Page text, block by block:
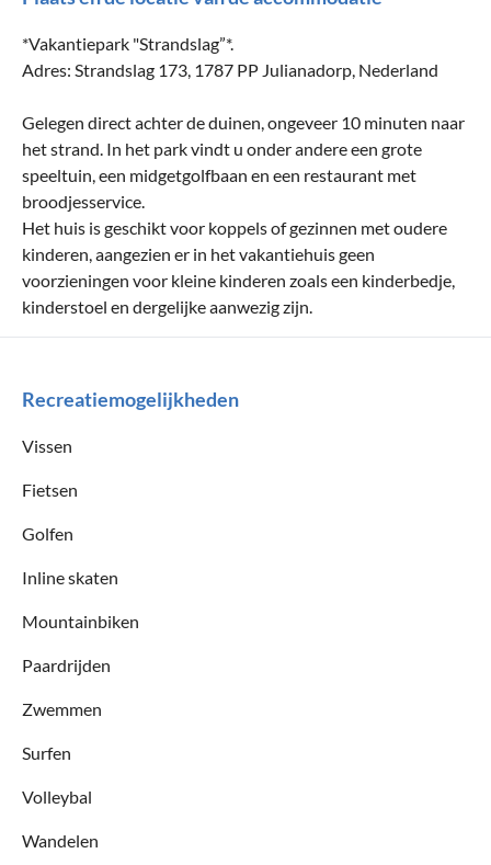
*Vakantiepark "Strandslag”*.
Adres: Strandslag 173, 1787 PP Julianadorp, Nederland
Gelegen direct achter de duinen, ongeveer 10 minuten naar
het strand. In het park vindt u onder andere een grote
speeltuin, een midgetgolfbaan en een restaurant met
broodjesservice.
Het huis is geschikt voor koppels of gezinnen met oudere
kinderen, aangezien er in het vakantiehuis geen
voorzieningen voor kleine kinderen zoals een kinderbedje,
kinderstoel en dergelijke aanwezig zijn.
Recreatiemogelijkheden
Vissen
Fietsen
Golfen
Inline skaten
Mountainbiken
Paardrijden
Zwemmen
Surfen
Volleybal
Wandelen